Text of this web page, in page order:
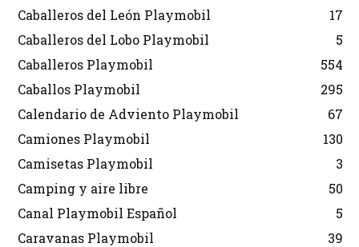
Caballeros del León Playmobil
17
Caballeros del Lobo Playmobil
5
Caballeros Playmobil
554
Caballos Playmobil
295
Calendario de Adviento Playmobil
67
Camiones Playmobil
130
Camisetas Playmobil
3
Camping y aire libre
50
Canal Playmobil Español
5
Caravanas Playmobil
39